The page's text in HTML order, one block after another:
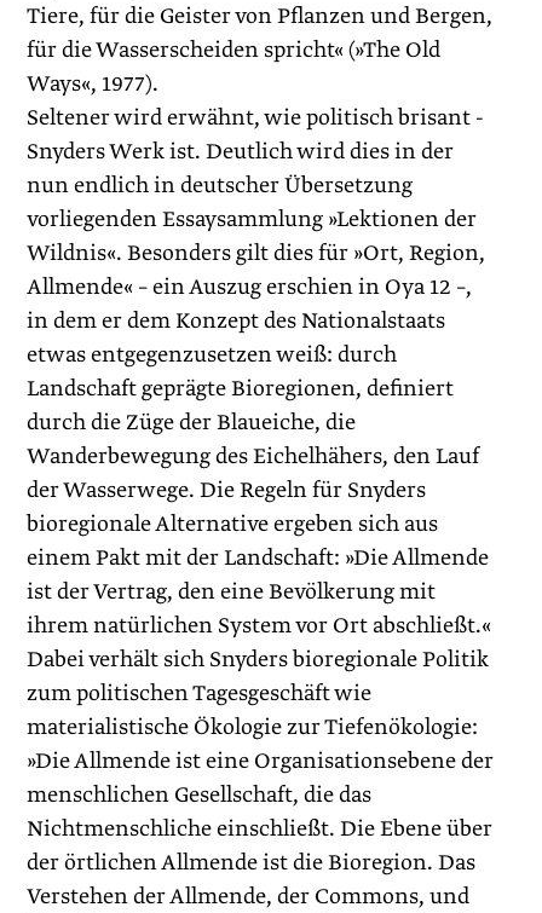
Tiere, für die Geister von Pflanzen und Bergen,
für die Wasserscheiden spricht« (»The Old
Ways«, 1977).
Seltener wird erwähnt, wie politisch brisant ­
Snyders Werk ist. Deutlich wird dies in der
nun endlich in deutscher Übersetzung
vorliegenden Essay­sammlung »Lektionen der
Wildnis«. Besonders gilt dies für »Ort, Region,
Allmende« – ein Auszug erschien in Oya 12 –,
in dem er dem Konzept des Nationalstaats
etwas entgegenzusetzen weiß: durch
Landschaft geprägte Bioregionen, definiert
durch die Züge der Blaueiche, die
Wanderbewegung des Eichel­hähers, den Lauf
der Wasserwege. Die Regeln für Snyders
bioregionale Alternative ergeben sich aus
einem Pakt mit der Landschaft: »Die Allmende
ist der Vertrag, den eine Bevölkerung mit
ihrem natürlichen System vor Ort abschließt.«
Dabei verhält sich Snyders bioregionale Politik
zum politischen Tagesgeschäft wie
materialistische Ökologie zur Tiefenökologie:
»Die Allmende ist eine Organisationsebene der
menschlichen Gesellschaft, die das
Nichtmenschliche einschließt. Die Ebene über
der örtlichen Allmende ist die Bioregion. Das
Verstehen der Allmende, der Commons, und